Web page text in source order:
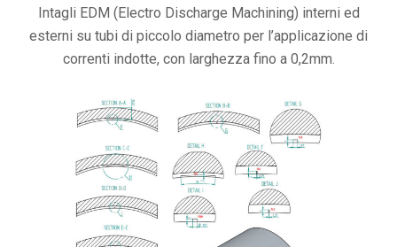
Intagli EDM (Electro Discharge Machining) interni ed
esterni su tubi di piccolo diametro per l’applicazione di
correnti indotte, con larghezza fino a 0,2mm.